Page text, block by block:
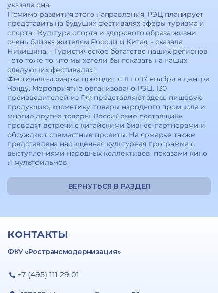
указала она.
Помимо развития этого направления, РЭЦ планирует
представить на будущих фестивалях сферы туризма и
спорта. "Культура спорта и здорового образа жизни
очень близка жителям России и Китая, - сказала
Никишина. - Туристическое богатство наших регионов
- это тоже то, что мы хотели бы показать на наших
следующих фестивалях".
Фестиваль-ярмарка проходит с 11 по 17 ноября в центре
Чэнду. Мероприятие организовано РЭЦ. 130
производителей из РФ представляют здесь пищевую
продукцию, косметику, товары народного промысла и
многие другие товары. Российские поставщики
проводят встречи с китайскими бизнес-партнерами и
обсуждают совместные проекты. На ярмарке также
представлена насыщенная культурная программа с
выступлениями народных коллективов, показами кино
и мультфильмов.
ВЕРНУТЬСЯ В РАЗДЕЛ
КОНТАКТЫ
ФКУ «Ространсмодернизация»
+7 (495) 111 29 01